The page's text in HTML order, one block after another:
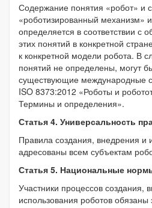
Содержание понятия «робот» и
«роботизированный механизм»
определяется в соответствии с
этих понятий в конкретной
к конкретной модели робота. В
понятий не определены, могут
существующие международные
ISO 8373:2012 «Роботы и
Термины и определения».
Статья 4. Универсальность
Правила создания, внедрения и
адресованы всем субъектам
Статья 5. Национальные
Участники процессов создания,
использования роботов обязаны